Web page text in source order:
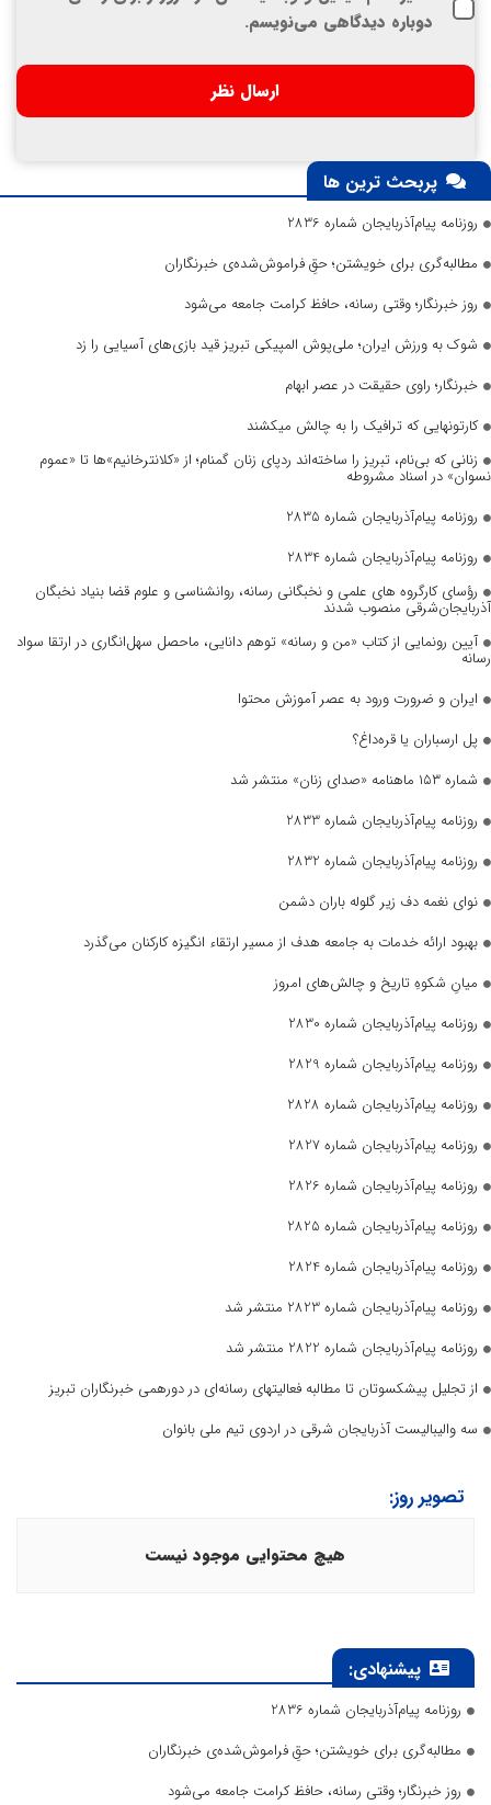
دوباره دیدگاهی می‌نویسم.
پربحث ترین ها
روزنامه پیام‌آذربایجان شماره 2836
مطالبه‌گری برای خویشتن؛ حقِ فراموش‌شده‌ی خبرنگاران
روز خبرنگار؛ وقتی رسانه، حافظ کرامت جامعه می‌شود
شوک به ورزش ایران؛ ملی‌پوش المپیکی تبریز قید بازی‌های آسیایی را زد
خبرنگار؛ راوی حقیقت در عصر ابهام
کارتونهایی که ترافیک را به چالش میکشند
زنانی که بی‌نام، تبریز را ساخته‌اند ردپای زنان گمنام؛ از «کلانترخانیم»ها تا «عموم
نسوان» در اسناد مشروطه
روزنامه پیام‌آذربایجان شماره 2835
روزنامه پیام‌آذربایجان شماره 2834
رؤسای کارگروه های علمی و نخبگانی رسانه، روانشناسی و علوم قضا بنیاد نخبگان
آذربایجان‌شرقی منصوب شدند
آیین رونمایی از کتاب «من و رسانه» توهم دانایی، ماحصل سهل‌انگاری در ارتقا سواد
رسانه
ایران و ضرورت ورود به عصر آموزش محتوا
پل ارسباران یا قره‌داغ؟
شماره ۱۵۳ ماهنامه «صدای زنان» منتشر شد
روزنامه پیام‌آذربایجان شماره 2833
روزنامه پیام‌آذربایجان شماره 2832
نوای نغمه دف زیر گلوله باران دشمن
بهبود ارائه خدمات به جامعه هدف از مسیر ارتقاء انگیزه کارکنان می‌گذرد
میانِ شکوهِ تاریخ و چالش‌های امروز
روزنامه پیام‌آذربایجان شماره 2830
روزنامه پیام‌آذربایجان شماره 2829
روزنامه پیام‌آذربایجان شماره 2828
روزنامه پیام‌آذربایجان شماره 2827
روزنامه پیام‌آذربایجان شماره 2826
روزنامه پیام‌آذربایجان شماره 2825
روزنامه پیام‌آذربایجان شماره 2824
روزنامه پیام‌آذربایجان شماره 2823 منتشر شد
روزنامه پیام‌آذربایجان شماره 2822 منتشر شد
از تجلیل پیشکسوتان تا مطالبه فعالیتهای رسانه‌ای در دورهمی خبرنگاران تبریز
سه والیبالیست آذربایجان‌ شرقی در اردوی تیم ملی بانوان
تصویر روز:
هیچ محتوایی موجود نیست
پیشنهادی:
روزنامه پیام‌آذربایجان شماره 2836
مطالبه‌گری برای خویشتن؛ حقِ فراموش‌شده‌ی خبرنگاران
روز خبرنگار؛ وقتی رسانه، حافظ کرامت جامعه می‌شود